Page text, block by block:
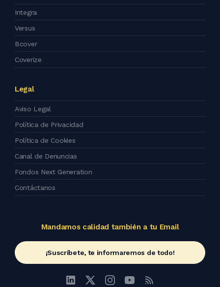
Integra
Versus
Bcover
Coverize
Legal
Aviso Legal
Política de Privacidad
Política de Cookies
Canal de Denuncias
Fondos Next Generation
Contáctanos
Mandamos calidad también a tu Email
¡Suscríbete, te informaremos de todo!